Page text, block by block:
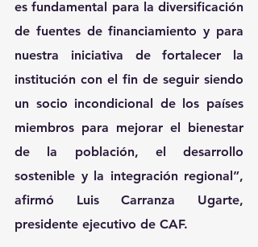
es fundamental para la diversificación
nuestra iniciativa de fortalecer la
institución con el fin de seguir siendo
un socio incondicional de los países
miembros para mejorar el bienestar
de la población, el desarrollo
sostenible y la integración regional”,
afirmó Luis Carranza Ugarte,
presidente ejecutivo de CAF.